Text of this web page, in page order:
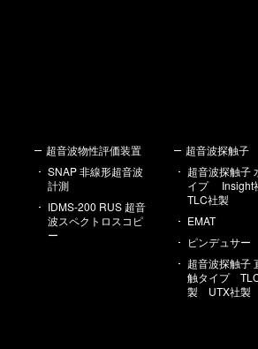
超音波物性評価装置
SNAP 非線形超音波
計測
IDMS-200 RUS 超音
波スペクトロスコピ
ー
超音波探触子
超音波探触子
イプ
TLC社製
EMAT
ピンデュサー
超音波探触子
触タイプ
製 UTX社製